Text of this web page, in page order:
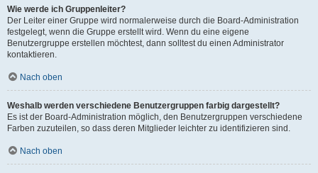
Wie werde ich Gruppenleiter?
Der Leiter einer Gruppe wird normalerweise durch die Board-Administration
festgelegt, wenn die Gruppe erstellt wird. Wenn du eine eigene
Benutzergruppe erstellen möchtest, dann solltest du einen Administrator
kontaktieren.
Nach oben
Weshalb werden verschiedene Benutzergruppen farbig dargestellt?
Es ist der Board-Administration möglich, den Benutzergruppen verschiedene
Farben zuzuteilen, so dass deren Mitglieder leichter zu identifizieren sind.
Nach oben